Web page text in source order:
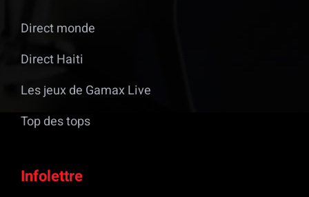
Direct monde
Direct Haiti
Les jeux de Gamax Live
Top des tops
Infolettre